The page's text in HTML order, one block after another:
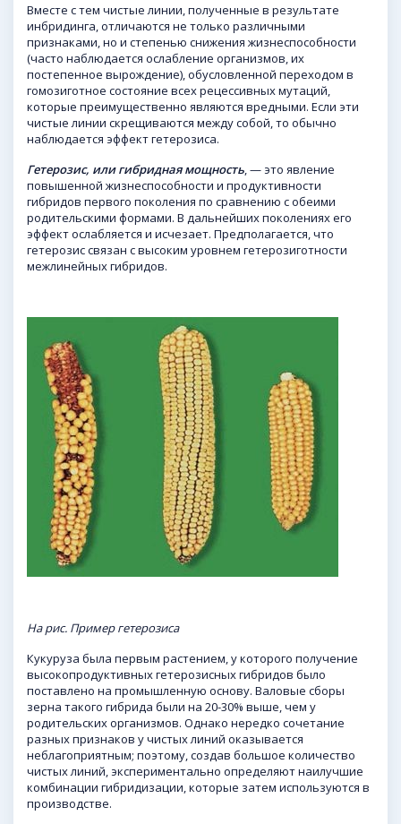
Вместе с тем чистые линии, полученные в результате
инбридинга, отличаются не только различными
признаками, но и степенью снижения жизнеспособности
(часто наблюдается ослабление организмов, их
постепенное вырождение), обусловленной переходом в
гомозиготное состояние всех рецессивных мутаций,
которые преимущественно являются вредными. Если эти
чистые линии скрещиваются между собой, то обычно
наблюдается эффект гетерозиса.
Гетерозис, или гибридная мощность , — это явление
повышенной жизнеспособности и продуктивности
гибридов первого поколения по сравнению с обеими
родительскими формами. В дальнейших поколениях его
эффект ослабляется и исчезает. Предполагается, что
гетерозис связан с высоким уровнем гетерозиготности
межлинейных гибридов.
На рис. Пример гетерозиса
Кукуруза была первым растением, у которого получение
высокопродуктивных гетерозисных гибридов было
поставлено на промышленную основу. Валовые сборы
зерна такого гибрида были на 20-30% выше, чем у
родительских организмов. Однако нередко сочетание
разных признаков у чистых линий оказывается
неблагоприятным; поэтому, создав большое количество
чистых линий, экспериментально определяют наилучшие
комбинации гибридизации, которые затем используются в
производстве.